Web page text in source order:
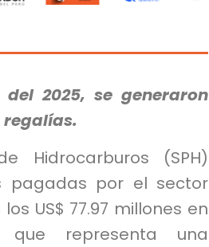
2025, se generaron
regalías.
Hidrocarburos (SPH)
pagadas por el sector
US$ 77.97 millones en
representa una